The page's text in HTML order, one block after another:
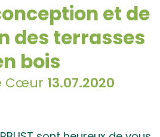
et de
des terrasses
bois
Cœur 13.07.2020